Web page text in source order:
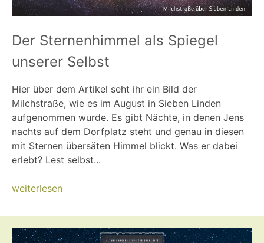
Der Sternenhimmel als Spiegel
unserer Selbst
Hier über dem Artikel seht ihr ein Bild der
Milchstraße, wie es im August in Sieben Linden
aufgenommen wurde. Es gibt Nächte, in denen Jens
nachts auf dem Dorfplatz steht und genau in diesen
mit Sternen übersäten Himmel blickt. Was er dabei
erlebt? Lest selbst...
weiterlesen